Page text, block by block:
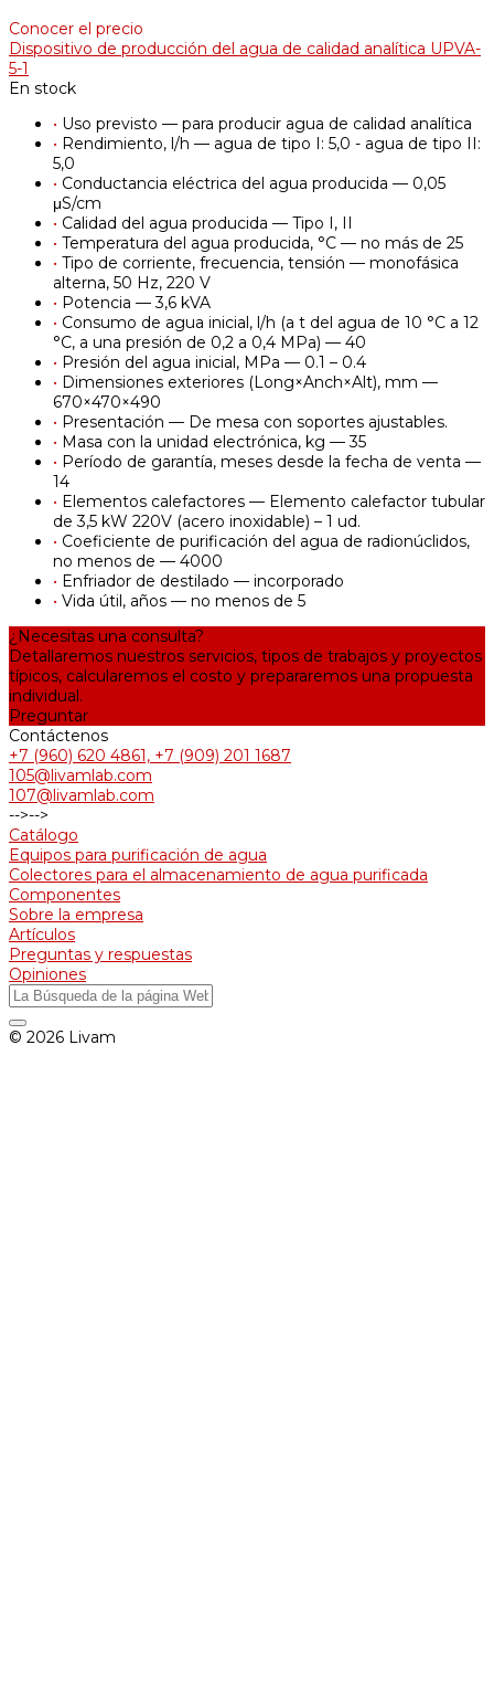
Conocer el precio
Dispositivo de producción del agua de calidad analítica UPVA-
5-1
En stock
• Uso previsto — para producir agua de calidad analítica
• Rendimiento, l/h — agua de tipo I: 5,0 - agua de tipo II:
5,0
• Conductancia eléctrica del agua producida — 0,05
μS/cm
• Calidad del agua producida — Tipo I, II
• Temperatura del agua producida, °С — no más de 25
• Tipo de corriente, frecuencia, tensión — monofásica
alterna, 50 Hz, 220 V
• Potencia — 3,6 kVA
• Consumo de agua inicial, l/h (a t del agua de 10 °C a 12
°C, a una presión de 0,2 a 0,4 MPa) — 40
• Presión del agua inicial, MPa — 0.1 – 0.4
• Dimensiones exteriores (Long×Anch×Alt), mm —
670×470×490
• Presentación — De mesa con soportes ajustables.
• Masa con la unidad electrónica, kg — 35
• Período de garantía, meses desde la fecha de venta —
14
• Elementos calefactores — Elemento calefactor tubular
de 3,5 kW 220V (acero inoxidable) – 1 ud.
• Coeficiente de purificación del agua de radionúclidos,
no menos de — 4000
• Enfriador de destilado — incorporado
• Vida útil, años — no menos de 5
¿Necesitas una consulta?
Detallaremos nuestros servicios, tipos de trabajos y proyectos
típicos, calcularemos el costo y prepararemos una propuesta
individual.
Preguntar
Contáctenos
+7 (960) 620 4861, +7 (909) 201 1687
105@livamlab.com
107@livamlab.com
-->-->
Catálogo
Equipos para purificación de agua
Colectores para el almacenamiento de agua purificada
Componentes
Sobre la empresa
Artículos
Preguntas y respuestas
Opiniones
© 2026 Livam